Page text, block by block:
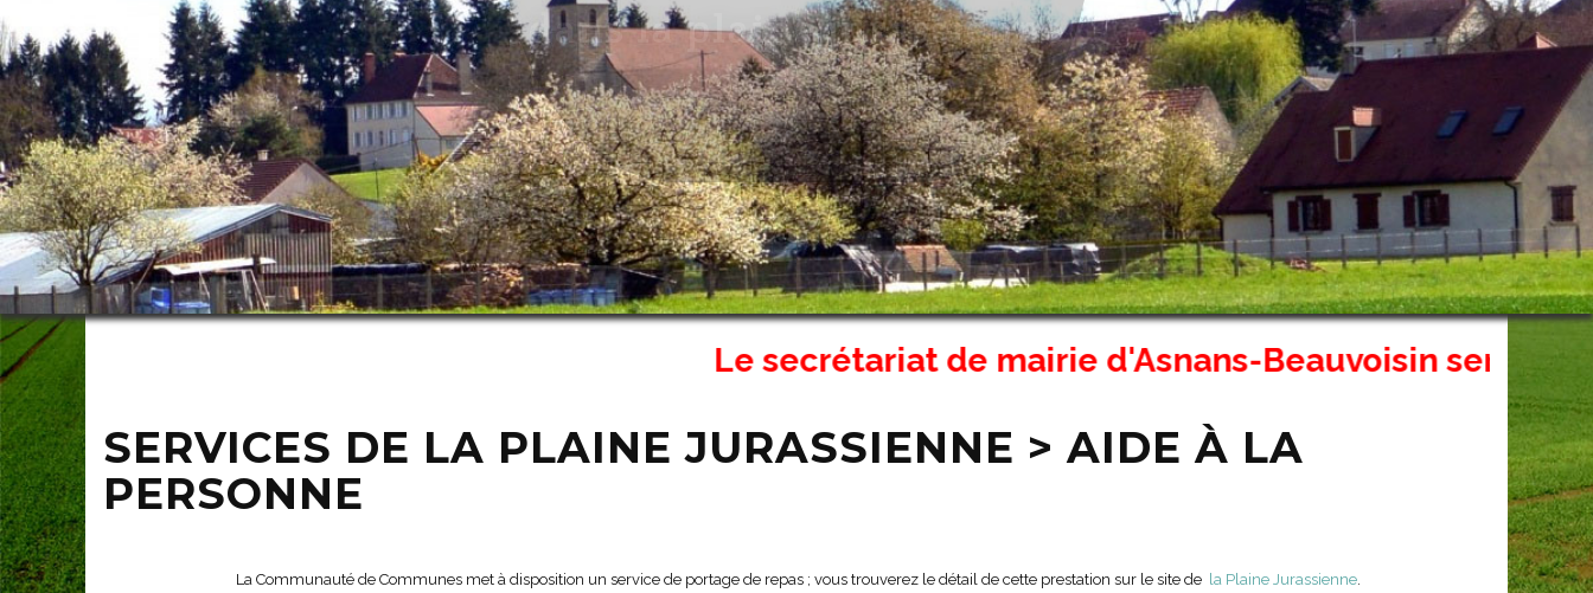
un cadre de vie agréable
Le secrétariat de mairie d'Asnans-Beauvoisin sera fermé
SERVICES DE LA PLAINE JURASSIENNE > AIDE À LA
PERSONNE
La Communauté de Communes met à disposition un service de portage de repas ; vous trouverez le détail de cette prestation sur le site de la Plaine Jurassienne.